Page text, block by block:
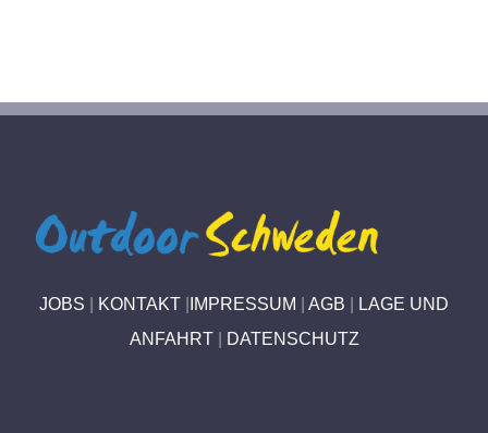
JOBS KONTAKT IMPRESSUM AGB
LAGE UND
ANFAHRT| DATENSCHUTZ